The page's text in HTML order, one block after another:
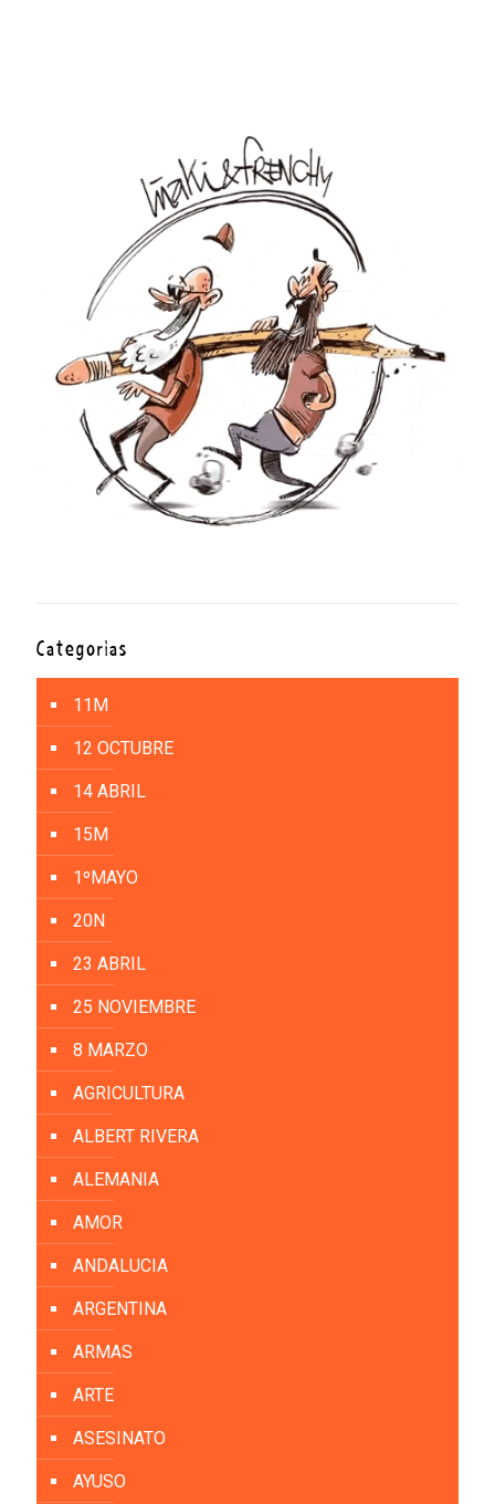
Categorías
11M
12 OCTUBRE
14 ABRIL
15M
1ºMAYO
20N
23 ABRIL
25 NOVIEMBRE
8 MARZO
AGRICULTURA
ALBERT RIVERA
ALEMANIA
AMOR
ANDALUCIA
ARGENTINA
ARMAS
ARTE
ASESINATO
AYUSO